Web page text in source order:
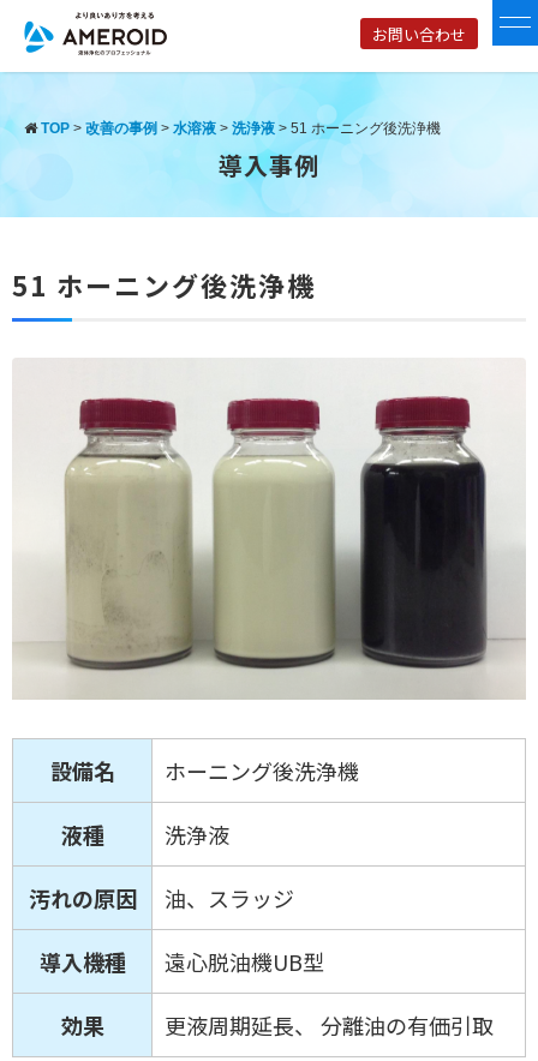
お問い合わせ
TOP > 改善の事例 > 水溶液 > 洗浄液 > 51 ホーニング後洗浄機
導入事例
51 ホーニング後洗浄機
設備名 ホーニング後洗浄機
液種 洗浄液
汚れの原因 油、スラッジ
導入機種 遠心脱油機UB型
効果 更液周期延長、 分離油の有価引取